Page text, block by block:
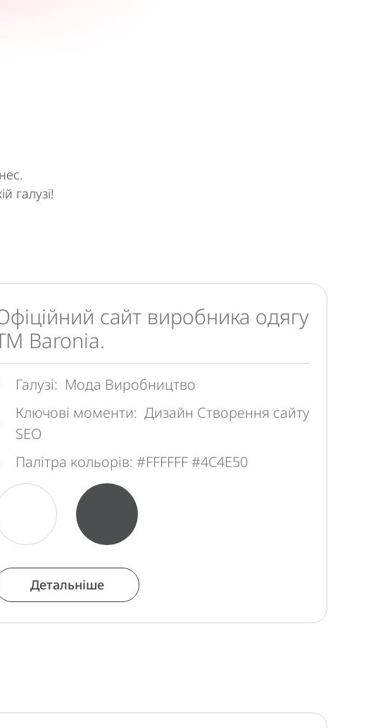
галузі!
сайт виробника одягу
Baronia.
Галузі: Мода Виробництво
Ключові моменти: Дизайн Створення сайту
SEO
Палітра кольорів: #FFFFFF #4C4E50
Детальнішепро проект Офіційний сайт виробника